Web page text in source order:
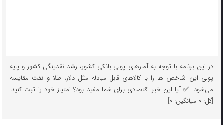
در این برنامه با توجه به آمارهای پولی بانکی کشور، رشد نقدینگی کشور و پایه
پولی این شاخص ها را با کالاهای قابل مبادله مثل دلار، طلا و نفت مقایسه
می‌شود. ✅ آیا این خبر اقتصادی برای شما مفید بود؟ امتیاز خود را ثبت کنید.
[کل: ۰ میانگین: ۰]